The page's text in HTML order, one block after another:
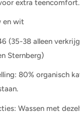
extra teencomfort.
en wit
(35-38 alleen
Sternberg)
80% organisch
Wassen met